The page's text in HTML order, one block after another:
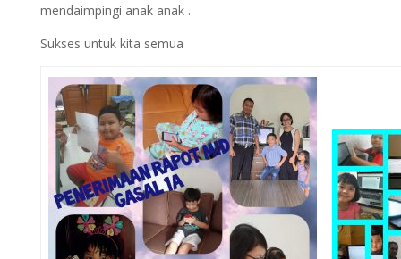
mendaimpingi anak anak .
Sukses untuk kita semua